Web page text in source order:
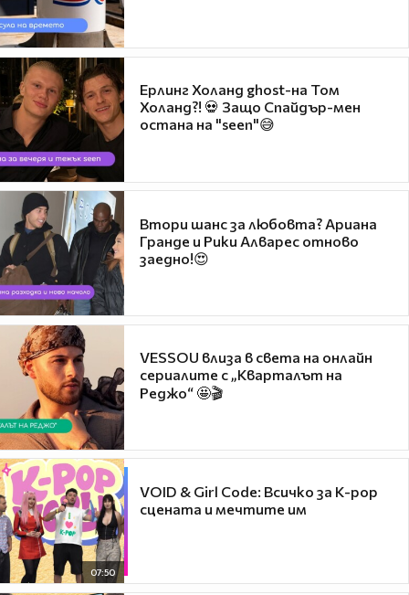
Ерлинг Холанд ghost-на Том
Холанд?! 💀 Защо Спайдър-мен
остана на "seen"😅
Втори шанс за любовта? Ариана
Гранде и Рики Алварес отново
заедно!😍
VESSOU влиза в света на онлайн
сериалите с „Кварталът на
Реджо“ 🤩🎬
07:50
VOID & Girl Code: Всичко за K-pop
сцената и мечтите им